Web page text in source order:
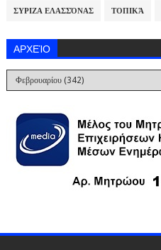
ΣΥΡΙΖΑ ΕΛΑΣΣΌΝΑΣ ΤΟΠΙΚΆ
ΑΡΧΕΊΟ